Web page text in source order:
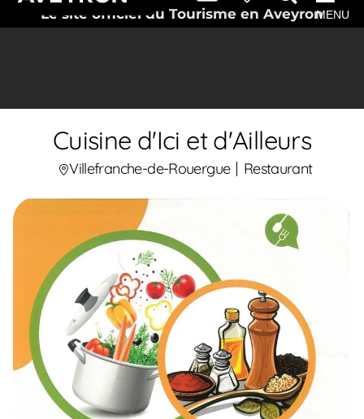
Le site officiel du Tourisme en AveyronMENU
Cuisine d'Ici et d'Ailleurs
Villefranche-de-Rouergue Restaurant